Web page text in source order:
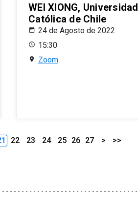
WEI XIONG, Universidad
Católica de Chile
24 de Agosto de 2022
15:30
Zoom
22 23 24 25 26 27 > >>